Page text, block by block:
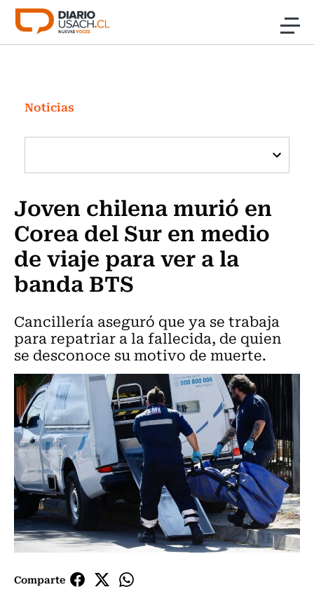
Click acá para ir directamente al contenido
Investigación
Cultura
Programas Radio y TV Usach
Noticias
Joven chilena murió en
Corea del Sur en medio
de viaje para ver a la
banda BTS
Cancillería aseguró que ya se trabaja
para repatriar a la fallecida, de quien
se desconoce su motivo de muerte.
Comparte